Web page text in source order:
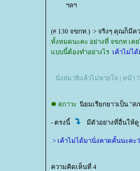
ฯลฯ
(# 130 จขกท.) > จริงๆ คุณก็มี
ทั้งหมดนะคะ อย่างที่ จขกท เค
บบนี้ต้องทำอย่างไร เค้าไม่ไ
นั่งสมาธิแล้วไม่หายใจ | หน้า
สภาวะ นิยมเรียกยาวเป็น "
- ตรงนี้ มีตัวอย่างที่อื่นให้ดู
> เค้าไม่ได้มานั่งคาดคั้นนะคะ
ความคิดเห็นที่ 4